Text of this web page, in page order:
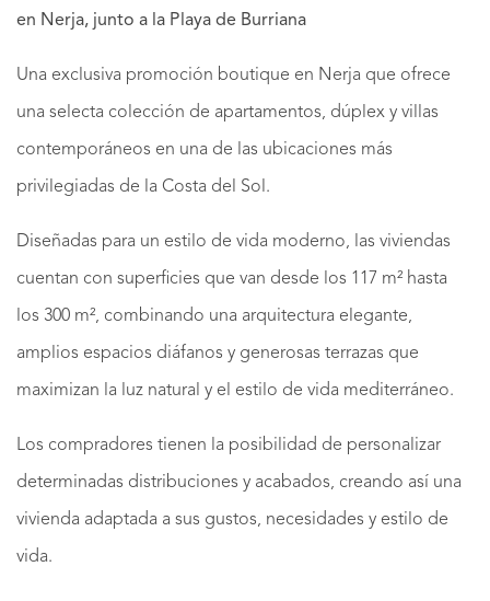
en Nerja, junto a la Playa de Burriana
Una exclusiva promoción boutique en Nerja que ofrece
una selecta colección de apartamentos, dúplex y villas
contemporáneos en una de las ubicaciones más
privilegiadas de la Costa del Sol.
Diseñadas para un estilo de vida moderno, las viviendas
cuentan con superficies que van desde los 117 m² hasta
los 300 m², combinando una arquitectura elegante,
amplios espacios diáfanos y generosas terrazas que
maximizan la luz natural y el estilo de vida mediterráneo.
Los compradores tienen la posibilidad de personalizar
determinadas distribuciones y acabados, creando así una
vivienda adaptada a sus gustos, necesidades y estilo de
vida.